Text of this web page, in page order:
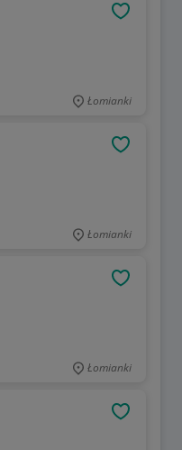
Łomianki
Łomianki
Łomianki